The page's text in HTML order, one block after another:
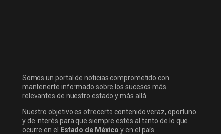
Somos un portal de noticias comprometido con
mantenerte informado sobre los sucesos más
relevantes de nuestro estado y más allá.
Nuestro objetivo es ofrecerte contenido veraz, oportuno
y de interés para que siempre estés al tanto de lo que
ocurre en el
Estado de México y en el país.